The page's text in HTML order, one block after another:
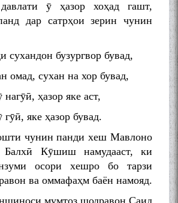
ӯ ҳазор хоҳад гашт,
дар сатрҳои зерин чунин
сухандон бузургвор бувад,
омад, сухан на хор бувад,
ҳазор яке аст,
яке ҳазор бувад.
чунин панди хеш Мавлоно
Балхӣ Кӯшиш намудааст, ки
осори хешро бо тарзи
ва оммафаҳм баён намояд.